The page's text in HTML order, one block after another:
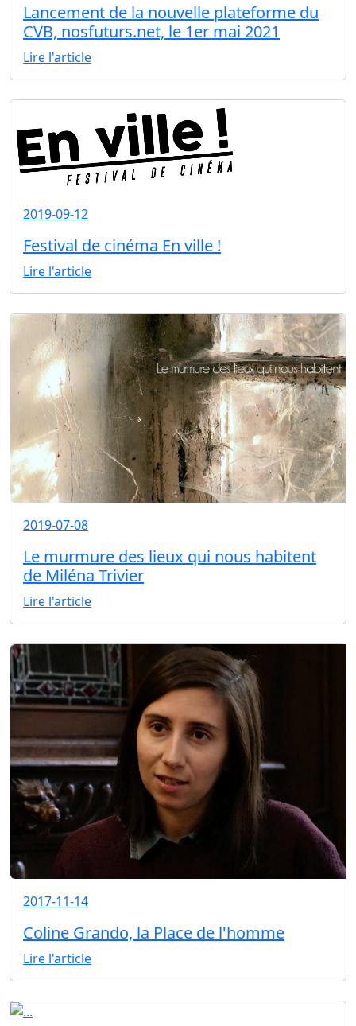
Lancement de la nouvelle plateforme du
CVB, nosfuturs.net, le 1er mai 2021
Lire l'article
2019-09-12
Festival de cinéma En ville !
Lire l'article
2019-07-08
Le murmure des lieux qui nous habitent
de Miléna Trivier
Lire l'article
2017-11-14
Coline Grando, la Place de l'homme
Lire l'article